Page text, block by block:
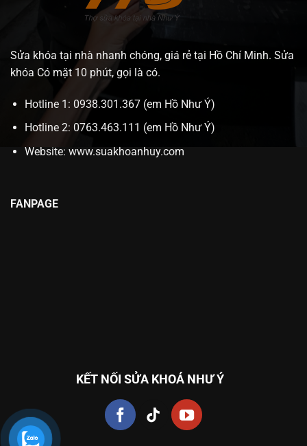
Sửa khóa tại nhà nhanh chóng, giá rẻ tại Hồ Chí Minh. Sửa
khóa Có mặt 10 phút, gọi là có.
Hotline 1: 0938.301.367 (em Hồ Như Ý)
Hotline 2: 0763.463.111 (em Hồ Như Ý)
Website: www.suakhoanhuy.com
FANPAGE
KẾT NỐI SỬA KHOÁ NHƯ Ý